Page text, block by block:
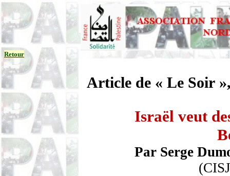
Retour
Article de « Le Soir
Israël veut
Par Serge